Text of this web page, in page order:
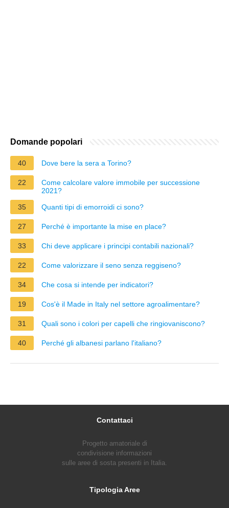
Domande popolari
40 Dove bere la sera a Torino?
22
Come calcolare valore immobile per successione
2021?
35
Quanti tipi di emorroidi ci sono?
27 Perché è importante la mise en place?
33 Chi deve applicare i principi contabili nazionali?
22 Come valorizzare il seno senza reggiseno?
34 Che cosa si intende per indicatori?
19 Cos'è il Made in Italy nel settore agroalimentare?
31 Quali sono i colori per capelli che ringiovaniscono?
40 Perché gli albanesi parlano l'italiano?
Contattaci
Progetto amatoriale di
condivisione informazioni
sulle aree di sosta presenti in Italia.
Tipologia Aree